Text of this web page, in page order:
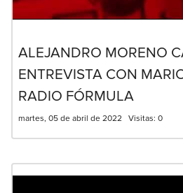
ALEJANDRO MORENO
ENTREVISTA CON
RADIO FÓRMULA
martes, 05 de abril de 2022 Visitas: 0